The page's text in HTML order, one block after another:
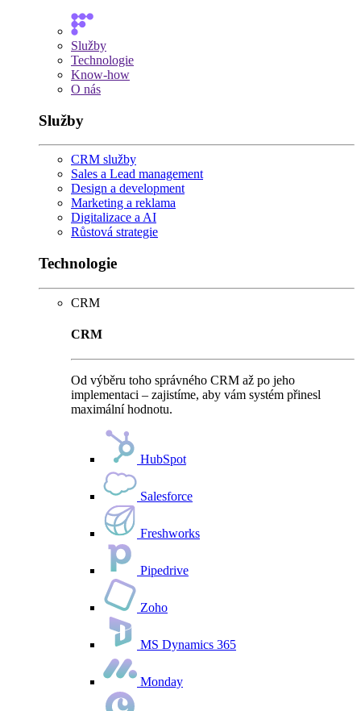
Služby
Technologie
Know-how
O nás
Služby
CRM služby
Sales a Lead management
Design a development
Marketing a reklama
Digitalizace a AI
Růstová strategie
Technologie
CRM
CRM
Od výběru toho správného CRM až po jeho
implementaci – zajistíme, aby vám systém přinesl
maximální hodnotu.
HubSpot
Salesforce
Freshworks
Pipedrive
Zoho
MS Dynamics 365
Monday